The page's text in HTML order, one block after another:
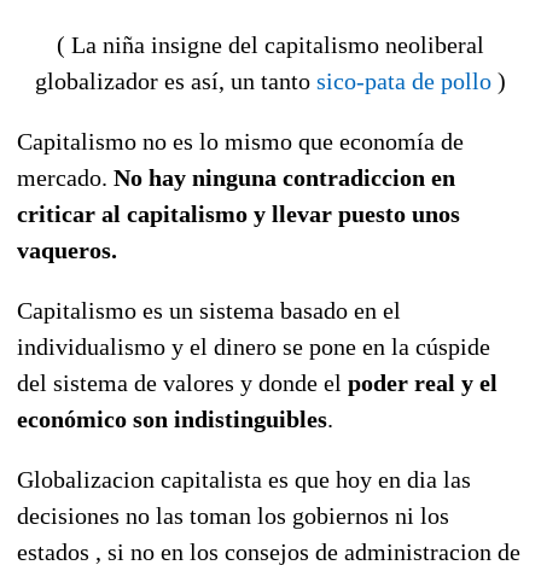
( La niña insigne del capitalismo neoliberal
globalizador es así, un tanto sico-pata de pollo )
Capitalismo no es lo mismo que economía de
mercado. No hay ninguna contradiccion en
criticar al capitalismo y llevar puesto unos
vaqueros.
Capitalismo es un sistema basado en el
individualismo y el dinero se pone en la cúspide
del sistema de valores y donde el poder real y el
económico son indistinguibles.
Globalizacion capitalista es que hoy en dia las
decisiones no las toman los gobiernos ni los
estados , si no en los consejos de administracion de